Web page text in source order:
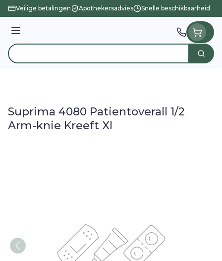
Ga naar de inhoud
Veilige betalingen Apothekersadvies Snelle beschikbaarheid
Menu
Product, merk, categorie... Zoek
Suprima 4080 Patientoverall 1/2
Arm-knie Kreeft Xl